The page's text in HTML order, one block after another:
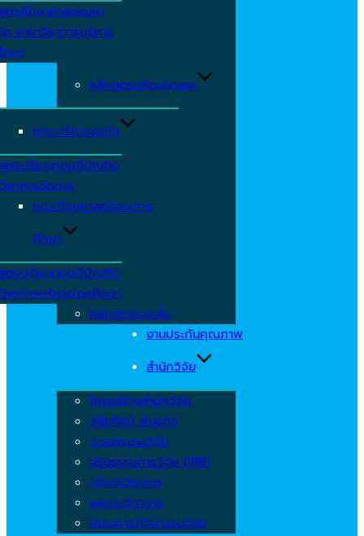
ตรศึกษาศาสตรมหา
สาขาวิชาการบริหาร
กษา
หลักสูตรปริญญาเอก
คณะบริหารธุจกิจ
ตรปรัชญาดุษฎีบัณฑิต
ชาการจัดการ
คณะศิลปศาสตร์และการ
ศึกษา
ตรปรัชญาดุษฎีบัณฑิต
ชาการบริหารการศึกษา
หลักสูตรระยะสั้น
งานประกันคุณภาพ
สำนักวิจัย
โครงสร้างสำนักวิจัย
วิสัยทัศน์ พันธกิจ
วารสารงานวิจัย
จริยธรรมการวิจัย (IRB)
บริการวิชาการ
ผลงานวิชาการ
โครงการ/กิจกรรมวิจัย